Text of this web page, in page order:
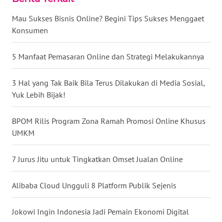
Mau Sukses Bisnis Online? Begini Tips Sukses Menggaet
Konsumen
5 Manfaat Pemasaran Online dan Strategi Melakukannya
3 Hal yang Tak Baik Bila Terus Dilakukan di Media Sosial,
Yuk Lebih Bijak!
BPOM Rilis Program Zona Ramah Promosi Online Khusus
UMKM
7 Jurus Jitu untuk Tingkatkan Omset Jualan Online
Alibaba Cloud Ungguli 8 Platform Publik Sejenis
Jokowi Ingin Indonesia Jadi Pemain Ekonomi Digital
WN
NUSANTARA
WN
JOGJA
WN
JATIM
WN
BALI
WN
KALTENG